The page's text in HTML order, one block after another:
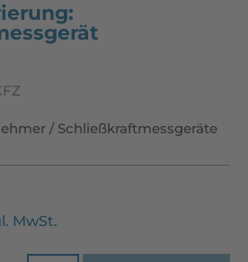
/ Schließkraftmessgeräte
MwSt.